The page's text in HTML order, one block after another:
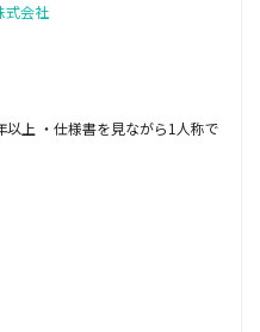
式会社
以上 ・仕様書を見ながら1人称で